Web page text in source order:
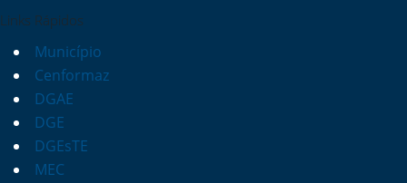
Links Rápidos
Município
Cenformaz
DGAE
DGE
DGEsTE
MEC